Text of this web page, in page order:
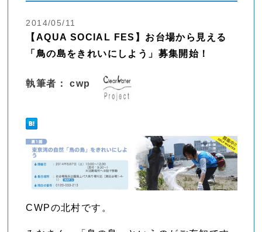
2014/05/11
【AQUA SOCIAL FES】お台場から見える
「鳥の島をきれいにしよう」募集開始！
執筆者： cwp
CWPの北村です。